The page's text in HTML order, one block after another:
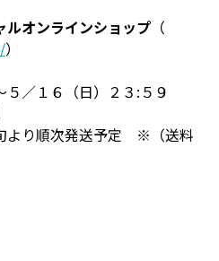
オンラインショップ （
）
／１６（日）２３:５９
より順次発送予定 ※（送料